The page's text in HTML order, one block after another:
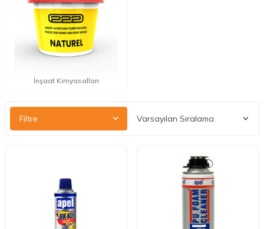
İnşaat Kimyasalları
Filtre